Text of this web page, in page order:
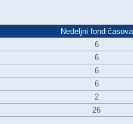
Nedeljni fond časova
6
6
6
6
2
26